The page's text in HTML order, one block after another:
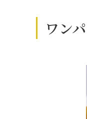
ワン